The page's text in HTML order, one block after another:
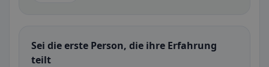
Sei die erste Person, die ihre Erfahrung
teilt